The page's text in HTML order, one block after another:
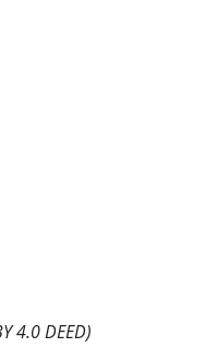
4.0 DEED)